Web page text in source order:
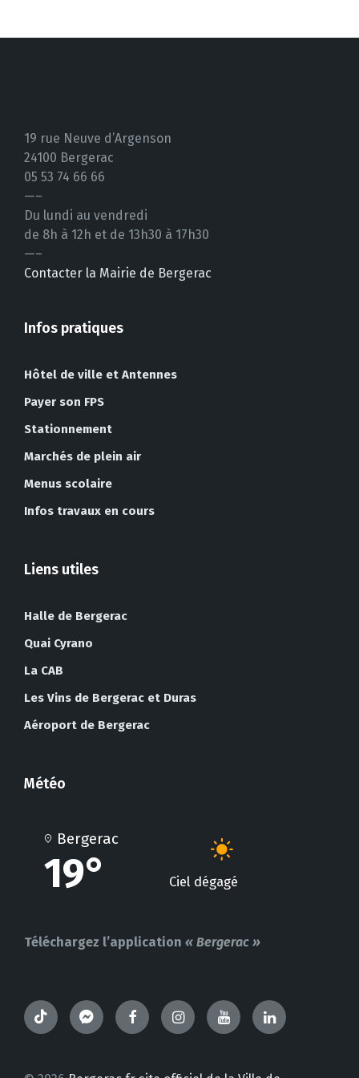
19 rue Neuve d’Argenson
24100 Bergerac
05 53 74 66 66
—–
Du lundi au vendredi
de 8h à 12h et de 13h30 à 17h30
—–
Contacter la Mairie de Bergerac
Infos pratiques
Hôtel de ville et Antennes
Payer son FPS
Stationnement
Marchés de plein air
Menus scolaire
Infos travaux en cours
Liens utiles
Halle de Bergerac
Quai Cyrano
La CAB
Les Vins de Bergerac et Duras
Aéroport de Bergerac
Météo
Bergerac
19° Ciel dégagé
Téléchargez l’application « Bergerac »
TikTok MessengerFacebookInstagramYouTubeLinkedIn